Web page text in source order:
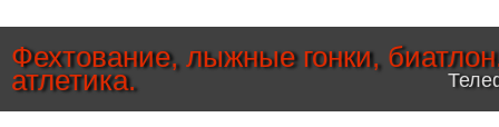
Фехтование, лыжные гонки,
атлетика.